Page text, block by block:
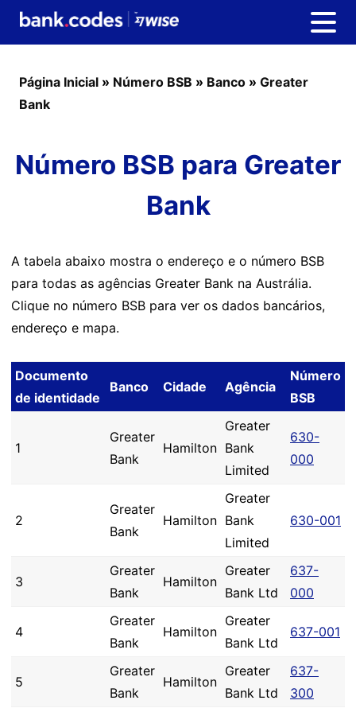
Página Inicial » Número BSB » Banco » Greater
Bank
Número BSB para Greater
Bank
A tabela abaixo mostra o endereço e o número BSB
para todas as agências Greater Bank na Austrália.
Clique no número BSB para ver os dados bancários,
endereço e mapa.
Documento
de identidade
Banco Cidade Agência
Número
BSB
1
Greater
Bank
Hamilton
Greater
Bank
Limited
630-
000
2
Greater
Bank
Hamilton
Greater
Bank
Limited
630-001
3
Greater
Bank
Hamilton
Greater
Bank Ltd
637-
000
4
Greater
Bank
Hamilton
Greater
Bank Ltd
637-001
5
Greater
Bank
Hamilton
Greater
Bank Ltd
637-
300